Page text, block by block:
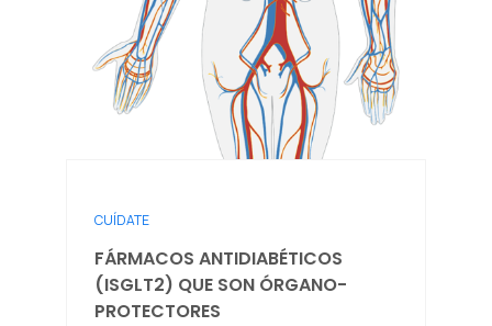
CUÍDATE
FÁRMACOS ANTIDIABÉTICOS
(ISGLT2) QUE SON ÓRGANO-
PROTECTORES